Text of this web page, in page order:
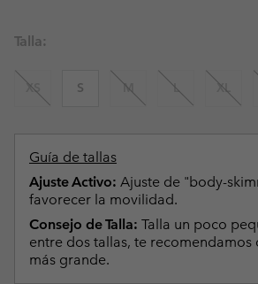
Talla:
XS S M L XL
Guía de tallas
Ajuste Activo: Ajuste de "body-
favorecer la movilidad.
Consejo de Talla: Talla un poco
entre dos tallas, te recomendamos
más grande.